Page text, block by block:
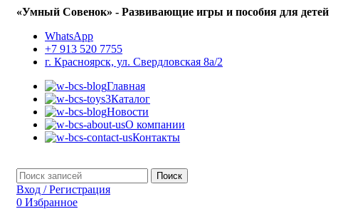
«Умный Совенок» - Развивающие игры и пособия для детей
WhatsApp
+7 913 520 7755
г. Красноярск, ул. Свердловская 8а/2
Главная
Каталог
Новости
О компании
Контакты
Поиск
Вход / Регистрация
0 Избранное